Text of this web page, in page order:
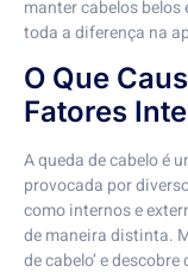
manter cabelos
toda a diferença na
O Que
Fatores
A queda de cabelo é
provocada por
como internos e
de maneira distinta.
de cabelo’ e